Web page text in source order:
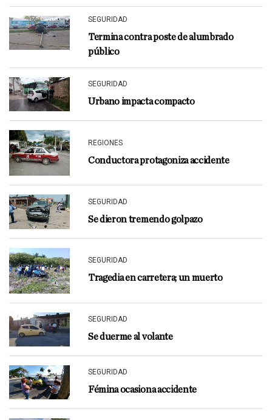
SEGURIDAD
Termina contra poste de alumbrado
público
SEGURIDAD
Urbano impacta compacto
REGIONES
Conductora protagoniza accidente
SEGURIDAD
Se dieron tremendo golpazo
SEGURIDAD
Tragedia en carretera; un muerto
SEGURIDAD
Se duerme al volante
SEGURIDAD
Fémina ocasiona accidente